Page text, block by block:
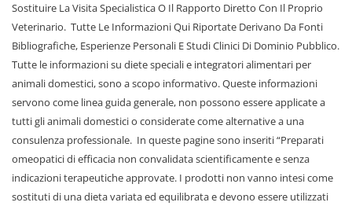
Sostituire La Visita Specialistica O Il Rapporto Diretto Con Il Proprio
Veterinario. Tutte Le Informazioni Qui Riportate Derivano Da Fonti
Bibliografiche, Esperienze Personali E Studi Clinici Di Dominio Pubblico.
Tutte le informazioni su diete speciali e integratori alimentari per
animali domestici, sono a scopo informativo. Queste informazioni
servono come linea guida generale, non possono essere applicate a
tutti gli animali domestici o considerate come alternative a una
consulenza professionale. In queste pagine sono inseriti “Preparati
omeopatici di efficacia non convalidata scientificamente e senza
indicazioni terapeutiche approvate. I prodotti non vanno intesi come
sostituti di una dieta variata ed equilibrata e devono essere utilizzati